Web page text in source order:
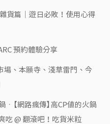
雜貨篇｜遊日必敗！使用心得
預約體驗分享
場、本願寺、淺草雷門、今
‧【網路瘋傳】高CP值的火鍋
吃 @ 翻滾吧！吃貨米粒